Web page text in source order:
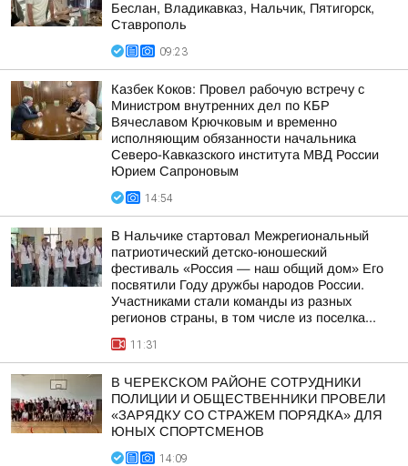
Беслан, Владикавказ, Нальчик, Пятигорск,
Ставрополь
09:23
Казбек Коков: Провел рабочую встречу с
Министром внутренних дел по КБР
Вячеславом Крючковым и временно
исполняющим обязанности начальника
Северо-Кавказского института МВД России
Юрием Сапроновым
14:54
В Нальчике стартовал Межрегиональный
патриотический детско-юношеский
фестиваль «Россия — наш общий дом» Его
посвятили Году дружбы народов России.
Участниками стали команды из разных
регионов страны, в том числе из поселка...
11:31
В ЧЕРЕКСКОМ РАЙОНЕ СОТРУДНИКИ
ПОЛИЦИИ И ОБЩЕСТВЕННИКИ ПРОВЕЛИ
«ЗАРЯДКУ СО СТРАЖЕМ ПОРЯДКА» ДЛЯ
ЮНЫХ СПОРТСМЕНОВ
14:09